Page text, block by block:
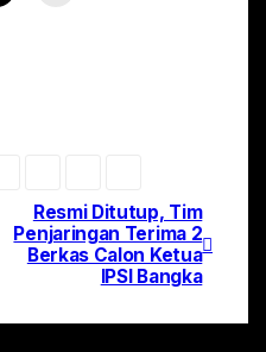
Resmi Ditutup, Tim
Penjaringan Terima 2
Berkas Calon Ketua
IPSI Bangka